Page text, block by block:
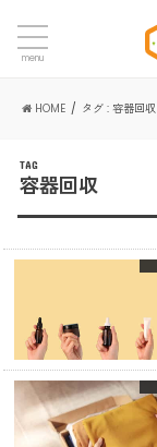
menu
HOME タグ : 容器回収
TAG
容器回収